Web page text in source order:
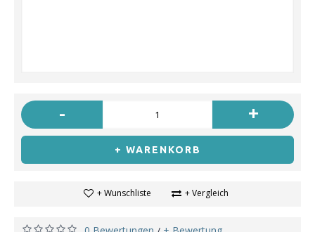
- +
+ WARENKORB
+ Wunschliste + Vergleich